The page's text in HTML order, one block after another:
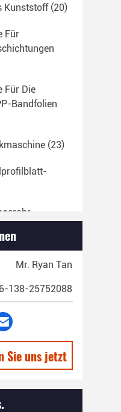
Kunststoff(20)
Für
Für Die
Bandfolien
(23)
Von
(13)
(20)
Mr. Ryan Tan
138-25752088
Sie uns jetzt